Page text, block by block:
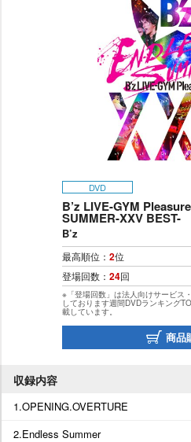
DVD
B’z LIVE-GYM
SUMMER-XXV BEST-
B’z
最高順位： 2位
登場回数： 24回
※「登場回数」は法人向けサービス・
しております週間DVDランキング
載しています。
商品
収録内容
1.OPENING.OVERTURE
2.Endless Summer